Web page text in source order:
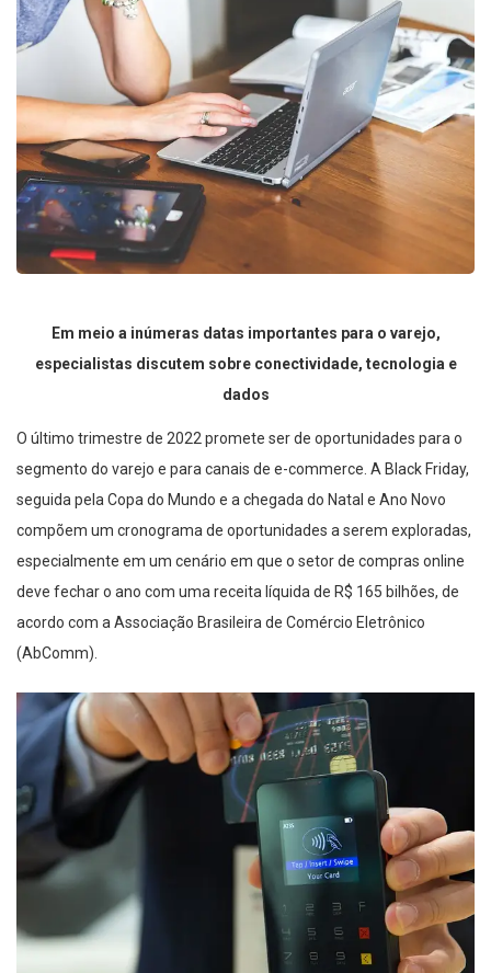
Em meio a inúmeras datas importantes para o varejo,
especialistas discutem sobre conectividade, tecnologia e
dados
O último trimestre de 2022 promete ser de oportunidades para o
segmento do varejo e para canais de e-commerce. A Black Friday,
seguida pela Copa do Mundo e a chegada do Natal e Ano Novo
compõem um cronograma de oportunidades a serem exploradas,
especialmente em um cenário em que o setor de compras online
deve fechar o ano com uma receita líquida de R$ 165 bilhões, de
acordo com a Associação Brasileira de Comércio Eletrônico
(AbComm).